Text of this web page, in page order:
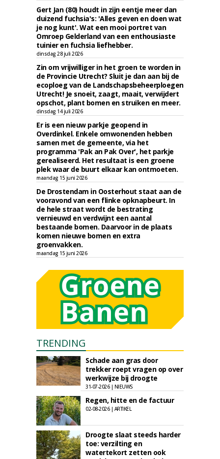
Gert Jan (80) houdt in zijn eentje meer dan
duizend fuchsia's: 'Alles geven en doen wat
je nog kunt'. Wat een mooi portret van
Omroep Gelderland van een enthousiaste
tuinier en fuchsia liefhebber.
dinsdag 28 juli 2026
Zin om vrijwilliger in het groen te worden in
de Provincie Utrecht? Sluit je dan aan bij de
ecoploeg van de Landschapsbeheerploegen
Utrecht! Je snoeit, zaagt, maait, verwijdert
opschot, plant bomen en struiken en meer.
dinsdag 14 juli 2026
Er is een nieuw parkje geopend in
Overdinkel. Enkele omwonenden hebben
samen met de gemeente, via het
programma 'Pak an Pak Over', het parkje
gerealiseerd. Het resultaat is een groene
plek waar de buurt elkaar kan ontmoeten.
maandag 15 juni 2026
De Drostendam in Oosterhout staat aan de
vooravond van een flinke opknapbeurt. In
de hele straat wordt de bestrating
vernieuwd en verdwijnt een aantal
bestaande bomen. Daarvoor in de plaats
komen nieuwe bomen en extra
groenvakken.
maandag 15 juni 2026
TRENDING
Schade aan gras door
trekker roept vragen op over
werkwijze bij droogte
31-07-2026 | NIEUWS
Regen, hitte en de factuur
02-08-2026 | ARTIKEL
Droogte slaat steeds harder
toe: verzilting en
watertekort zetten ook